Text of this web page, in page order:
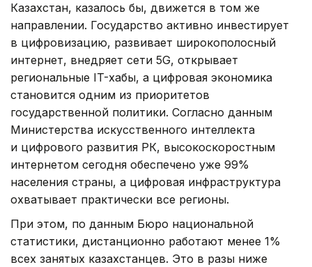
Казахстан, казалось бы, движется в том же
направлении. Государство активно инвестирует
в цифровизацию, развивает широкополосный
интернет, внедряет сети 5G, открывает
региональные IT-хабы, а цифровая экономика
становится одним из приоритетов
государственной политики. Согласно данным
Министерства искусственного интеллекта
и цифрового развития РК, высокоскоростным
интернетом сегодня обеспечено уже 99%
населения страны, а цифровая инфраструктура
охватывает практически все регионы.
При этом, по данным Бюро национальной
статистики, дистанционно работают менее 1%
всех занятых казахстанцев. Это в разы ниже